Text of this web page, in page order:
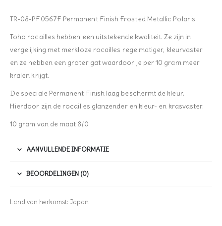
TR-08-PF0567F Permanent Finish Frosted Metallic Polaris
Toho rocailles hebben een uitstekende kwaliteit. Ze zijn in
vergelijking met merkloze rocailles regelmatiger, kleurvaster
en ze hebben een groter gat waardoor je per 10 gram meer
kralen krijgt.
De speciale Permanent Finish laag beschermt de kleur.
Hierdoor zijn de rocailles glanzender en kleur- en krasvaster.
10 gram van de maat 8/0
AANVULLENDE INFORMATIE
BEOORDELINGEN (0)
Land van herkomst: Japan